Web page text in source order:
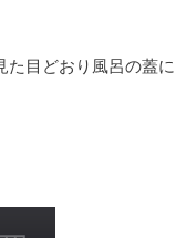
た目どおり風呂の蓋に